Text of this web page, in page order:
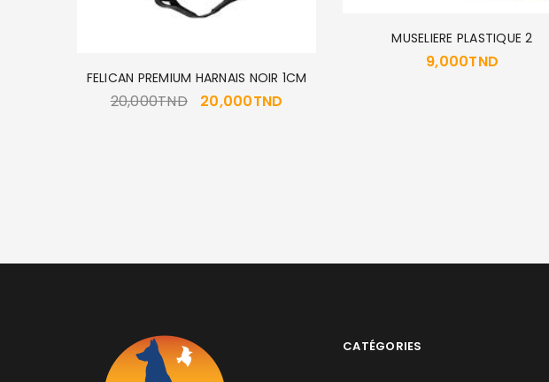
FELICAN PREMIUM HARNAIS NOIR 1CM
20,000TND 20,000TND
MUSELIERE PLASTIQUE 2
9,000TND
CATÉGORIES